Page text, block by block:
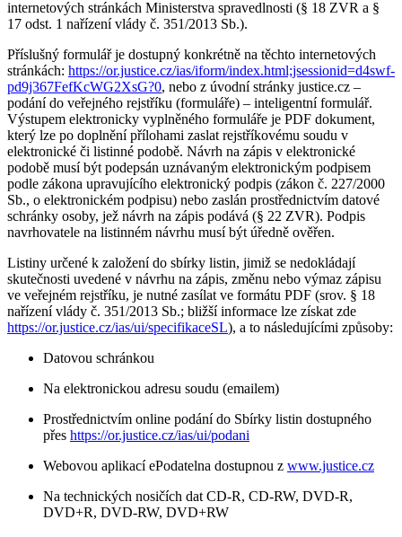
internetových stránkách Ministerstva spravedlnosti (§ 18 ZVR a §
17 odst. 1 nařízení vlády č. 351/2013 Sb.).
Příslušný formulář je dostupný konkrétně na těchto internetových
stránkách: https://or.justice.cz/ias/iform/index.html;jsessionid=d4swf-
pd9j367FefKcWG2XsG?0, nebo z úvodní stránky justice.cz –
podání do veřejného rejstříku (formuláře) – inteligentní formulář.
Výstupem elektronicky vyplněného formuláře je PDF dokument,
který lze po doplnění přílohami zaslat rejstříkovému soudu v
elektronické či listinné podobě. Návrh na zápis v elektronické
podobě musí být podepsán uznávaným elektronickým podpisem
podle zákona upravujícího elektronický podpis (zákon č. 227/2000
Sb., o elektronickém podpisu) nebo zaslán prostřednictvím datové
schránky osoby, jež návrh na zápis podává (§ 22 ZVR). Podpis
navrhovatele na listinném návrhu musí být úředně ověřen.
Listiny určené k založení do sbírky listin, jimiž se nedokládají
skutečnosti uvedené v návrhu na zápis, změnu nebo výmaz zápisu
ve veřejném rejstříku, je nutné zasílat ve formátu PDF (srov. § 18
nařízení vlády č. 351/2013 Sb.; bližší informace lze získat zde
https://or.justice.cz/ias/ui/specifikaceSL), a to následujícími způsoby:
Datovou schránkou
Na elektronickou adresu soudu (emailem)
Prostřednictvím online podání do Sbírky listin dostupného
přes https://or.justice.cz/ias/ui/podani
Webovou aplikací ePodatelna dostupnou z www.justice.cz
Na technických nosičích dat CD-R, CD-RW, DVD-R,
DVD+R, DVD-RW, DVD+RW